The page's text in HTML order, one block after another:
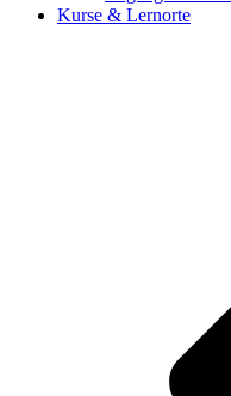
Kurse & Lernorte